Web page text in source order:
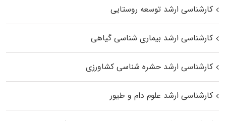
کارشناسی ارشد توسعه روستایی
کارشناسی ارشد بیماری‌ شناسی گیاهی
کارشناسی ارشد حشره‌ شناسی کشاورزی
کارشناسی ارشد علوم دام و طیور